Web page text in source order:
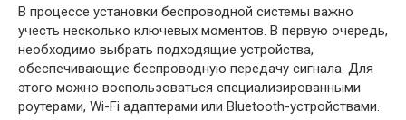
В процессе установки беспроводной системы важно
учесть несколько ключевых моментов. В первую очередь,
необходимо выбрать подходящие устройства,
обеспечивающие беспроводную передачу сигнала. Для
этого можно воспользоваться специализированными
роутерами, Wi-Fi адаптерами или Bluetooth-устройствами.